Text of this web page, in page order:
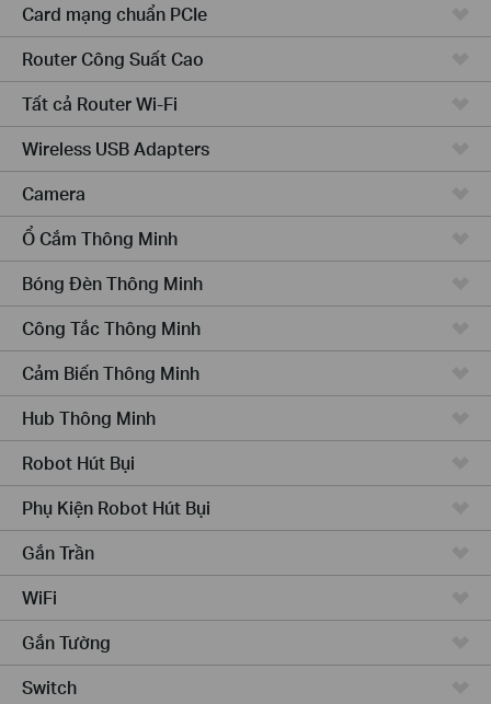
Card mạng chuẩn PCIe
Router Công Suất Cao
Tất cả Router Wi-Fi
Wireless USB Adapters
Camera
Ổ Cắm Thông Minh
Bóng Đèn Thông Minh
Công Tắc Thông Minh
Cảm Biến Thông Minh
Hub Thông Minh
Robot Hút Bụi
Phụ Kiện Robot Hút Bụi
Gắn Trần
WiFi
Gắn Tường
Switch